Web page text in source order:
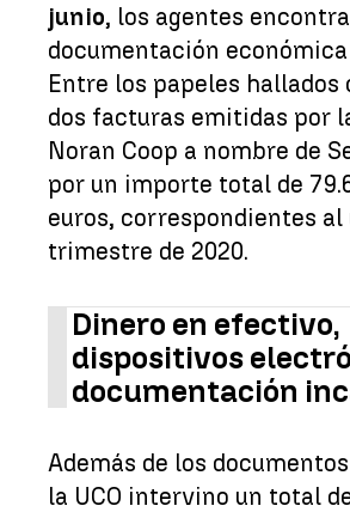
junio, los agentes
documentación
Entre los papeles hallados
dos facturas emitidas por
Noran Coop a nombre de
por un importe total de
euros, correspondientes
trimestre de 2020.
Dinero en efectivo,
dispositivos
documentación
Además de los
la UCO intervino un total